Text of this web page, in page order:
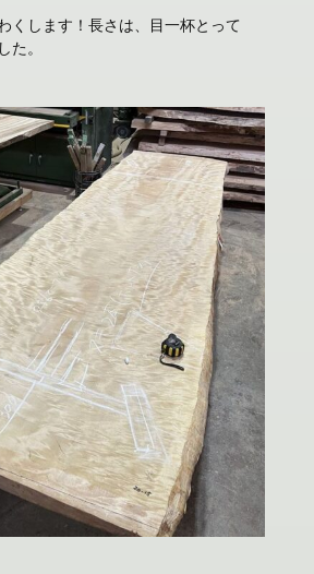
くします！長さは、目一杯とって
た。